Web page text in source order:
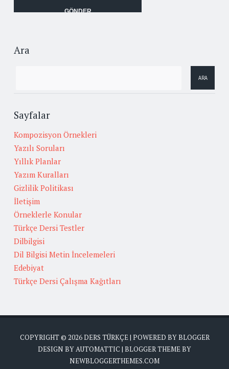
Ara
Sayfalar
Kompozisyon Örnekleri
Yazılı Soruları
Yıllık Planlar
Yazım Kuralları
Gizlilik Politikası
İletişim
Örneklerle Konular
Türkçe Dersi Testler
Dilbilgisi
Dil Bilgisi Metin İncelemeleri
Edebiyat
Türkçe Dersi Çalışma Kağıtları
COPYRIGHT © 2026DERS TÜRKÇE| POWERED BYBLOGGER
DESIGN BYAUTOMATTIC | BLOGGER THEME BY
NEWBLOGGERTHEMES.COM